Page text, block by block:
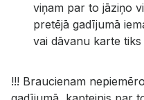
viņam par to jāziņo
pretējā gadījumā
vai dāvanu karte
!!! Braucienam